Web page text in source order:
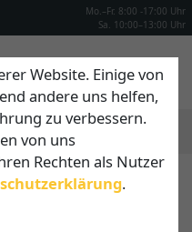
Mo.–Fr. 8:00 -17:00 Uhr
Sa. 10:00–13:00 Uhr
- Lassen
Website. Einige von
andere uns helfen,
zu verbessern.
von uns
Rechten als Nutzer
.